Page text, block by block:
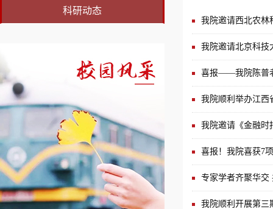
科研动态
我院邀请西北农林
我院邀请北京科技
喜报——我院陈普
我院顺利举办江西
我院邀请《金融时
喜报！我院喜获7
专家学者齐聚华交
我院顺利开展第三